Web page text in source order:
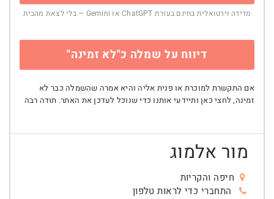
מדידה וירטואלית בחינם בעזרת ChatGPT או Gemini — בלי לצאת מהבית
דיווח על שמלה כ"לא זמינה"
אם התקשרת למוכרת או פנית אליה והיא אמרה שהשמלה כבר לא
זמינה, לחצי כאן ותיידעי אותנו כדי שנוכל לעדכן את האתר. תודה רבה
מור אלמוג
חיפה והקריות
התחברי כדי לראות טלפון